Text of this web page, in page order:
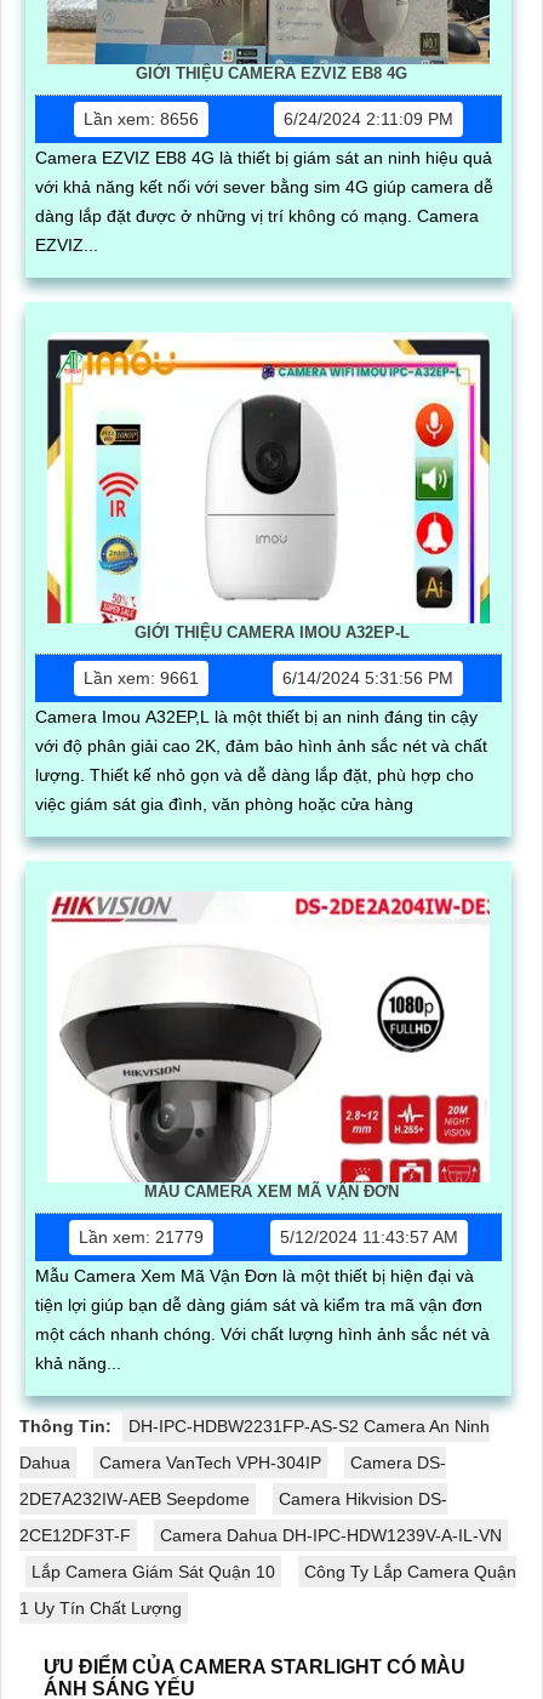
GIỚI THIỆU CAMERA EZVIZ EB8 4G
Lần xem: 8656
6/24/2024 2:11:09 PM
Camera EZVIZ EB8 4G là thiết bị giám sát an ninh hiệu quả
với khả năng kết nối với sever bằng sim 4G giúp camera dễ
dàng lắp đặt được ở những vị trí không có mạng. Camera
EZVIZ...
GIỚI THIỆU CAMERA IMOU A32EP-L
Lần xem: 9661
6/14/2024 5:31:56 PM
Camera Imou A32EP,L là một thiết bị an ninh đáng tin cậy
với độ phân giải cao 2K, đảm bảo hình ảnh sắc nét và chất
lượng. Thiết kế nhỏ gọn và dễ dàng lắp đặt, phù hợp cho
việc giám sát gia đình, văn phòng hoặc cửa hàng
MẪU CAMERA XEM MÃ VẬN ĐƠN
Lần xem: 21779
5/12/2024 11:43:57 AM
Mẫu Camera Xem Mã Vận Đơn là một thiết bị hiện đại và
tiện lợi giúp bạn dễ dàng giám sát và kiểm tra mã vận đơn
một cách nhanh chóng. Với chất lượng hình ảnh sắc nét và
khả năng...
Thông Tin:
DH-IPC-HDBW2231FP-AS-S2 Camera An Ninh
Dahua
Camera VanTech VPH-304IP
Camera DS-
2DE7A232IW-AEB Seepdome
Camera Hikvision DS-
2CE12DF3T-F
Camera Dahua DH-IPC-HDW1239V-A-IL-VN
Lắp Camera Giám Sát Quận 10
Công Ty Lắp Camera Quận
1 Uy Tín Chất Lượng
ƯU ĐIỂM CỦA CAMERA STARLIGHT CÓ MÀU
ÁNH SÁNG YẾU